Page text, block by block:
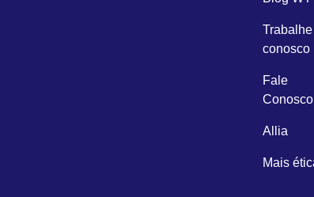
Trabalhe
conosco
Fale
Conosco
Allia
Mais